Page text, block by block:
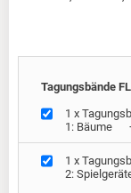
Tagungsbände
1 x
1: Bäume
1 x
2: